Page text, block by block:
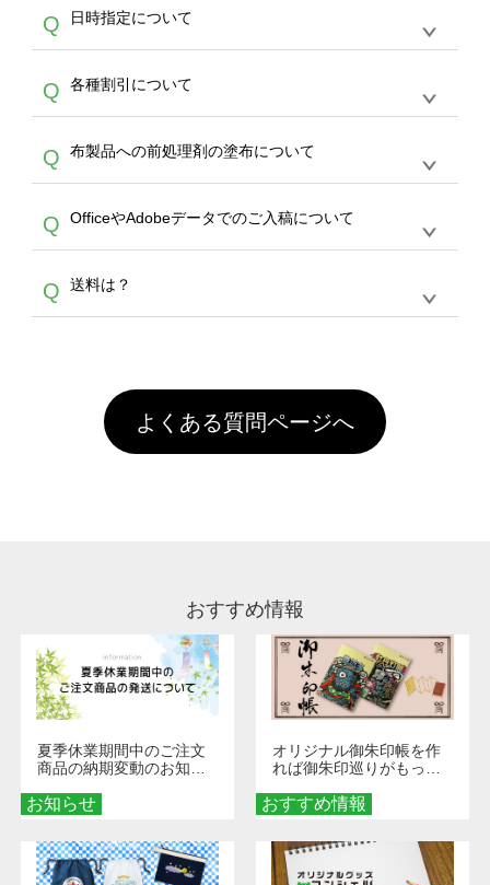
らの直接入稿には対応していません。AIで保存
し、デザインツールからアップロードして下さ
い）
スをご利用頂ければ、電話やFAX、メールなど
でご注文が可能です。
A
を作って欲しい。などの場合は、製作数量が
30個以上であれば、サポート担当が、デザイ
バッグコンシェル
サー
ビスをご利用ください。(※ 30個以下の場合
は、デザインツールをご利用ください)
Q 日時指定について
A
ん。発送後18時以降に配送業者・伝票番号を
メールでお知らせいたしますので、直接配送業
者にご連絡いただき調整をお願い致します。
Q 各種割引について
A
カート内で自動的に割引(最大50%)が適用され
ます。 【付与ポイント】購入金額の1％が1ポ
イントとして付与され、次回ご注文時に1ポイ
ント＝1円としてお使いいただけます。ポイン
トは発送完了の翌日に付与され、次回ご注文時
からご利用頂けます。ポイントの有効期限は一
年間です。【会員ランク】過去10カ月のご注
文回数により会員ランク割引(最大5%)が適用
頂いても、ログインがされていなければ、ラン
クにカウントがされません。
Q 布製品への前処理剤の塗布について
A
意点（前処理剤）】カラー生地（Tシャツのホ
ワイト、トートバッグのナチュラル、ホワイト
といって、プリントを定着させるための処理剤
を塗布しており、短納期・低価格で商品をお届
害な性質で、水洗いで落とすことが可能です。
お手数ですが、お客様ご自身にて着用前に落と
していただけますようお願いいたします。※1
通常注文・直送機能でのご注文に関わらず、前
Q OfficeやAdobeデータでのご入稿について
A
ません。いずれのデータも該当デザインのみ画
像(JPEG,PNG,GIF,PDF)に変換、またはAdobe
Q 送料は？
引」などによるお値引きで4,000円未満になる
場合は送料がかかりますので、ご注意くださ
い。
よくある質問ページへ
おすすめ情報
お知らせ
夏季休業期間中のご注文
商品の納期変動のお知ら
おすすめ情報
オリジナル御朱印帳を作
れば御朱印巡りがもっと
ダーメイドする魅力と選
び方